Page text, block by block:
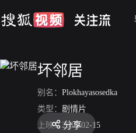
坏邻居
别名： Plokhayasosedka
类型： 剧情片
上映： 2015-02-15
分享